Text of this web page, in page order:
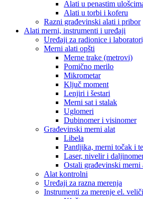
Alati u penastim
Alati u torbi i koferu
Razni građevinski alati i pribor
Alati merni, instrumenti i uređaji
Uređaji za radionice i
Merni alati opšti
Merne trake (metrovi)
Pomično merilo
Mikrometar
Ključ moment
Lenjiri i šestari
Merni sat i stalak
Uglomeri
Dubinomer i visinomer
Građevinski merni alat
Libela
Pantljika, merni točak i
Laser, nivelir i
Ostali građevinski merni
Alat kontrolni
Uređaji za razna merenja
Instrumenti za merenje el.